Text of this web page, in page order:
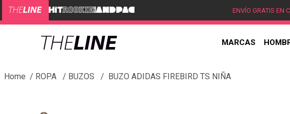
ENVÍO GRATIS EN
MARCAS
ROPA BUZOS BUZO ADIDAS FIREBIRD TS NIÑA